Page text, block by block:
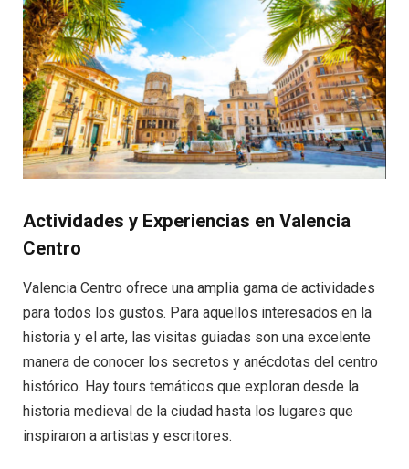
Actividades y Experiencias en Valencia
Centro
Valencia Centro ofrece una amplia gama de actividades
para todos los gustos. Para aquellos interesados en la
historia y el arte, las visitas guiadas son una excelente
manera de conocer los secretos y anécdotas del centro
histórico. Hay tours temáticos que exploran desde la
historia medieval de la ciudad hasta los lugares que
inspiraron a artistas y escritores.